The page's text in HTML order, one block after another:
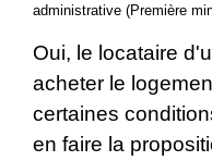
administrative (Première
Oui, le locataire
acheter le
certaines
en faire la